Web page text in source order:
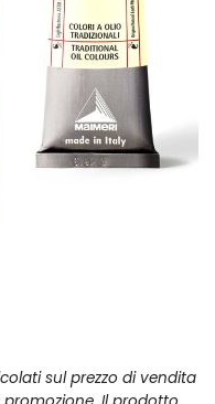
sul prezzo di vendita